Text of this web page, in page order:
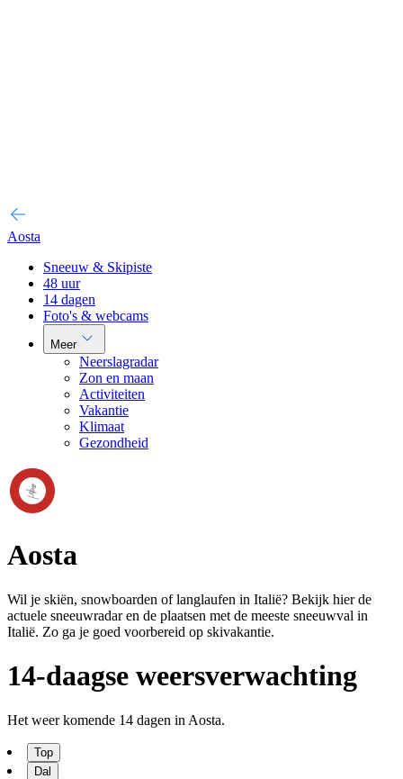
Aosta
Sneeuw & Skipiste
48 uur
14 dagen
Foto's & webcams
Meer
Neerslagradar
Zon en maan
Activiteiten
Vakantie
Klimaat
Gezondheid
Aosta
Wil je skiën, snowboarden of langlaufen in Italië? Bekijk hier de
actuele sneeuwradar en de plaatsen met de meeste sneeuwval in
Italië. Zo ga je goed voorbereid op skivakantie.
14-daagse weersverwachting
Het weer komende 14 dagen in Aosta.
Top
Dal